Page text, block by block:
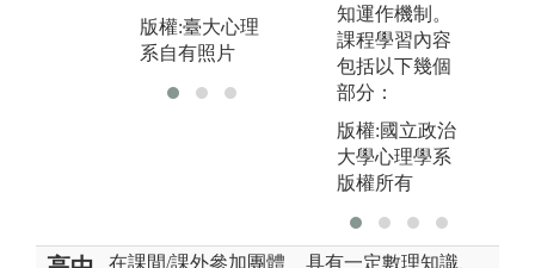
版權:臺大心理
系自有照片
知運作機制。
課程學習內容
包括以下幾個
部分：
版權:國立政治
大學心理學系
版權所有
在課間/課外參加團體 具有一定數理知識、